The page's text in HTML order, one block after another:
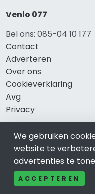
Venlo 077
Bel ons: 085-04 10 177
Contact
Adverteren
Over ons
Cookieverklaring
Avg
Privacy
Direct naar
Rijscholen Venlo
Fietswinkels Venlo
We gebruiken
website te
advertenties te
ACCEPTEREN